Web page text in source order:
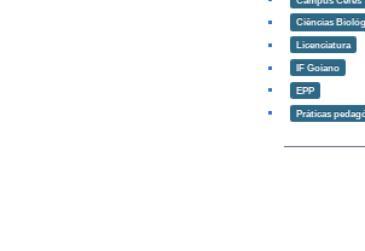
Ciências
Licenciatura
IF Goiano
EPP
Práticas